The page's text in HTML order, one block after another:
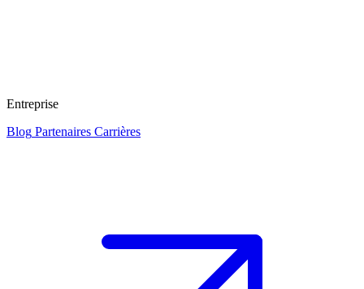
Entreprise
Blog Partenaires Carrières